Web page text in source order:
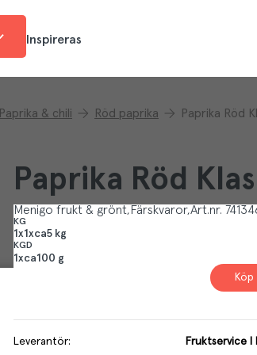
Inspireras
Paprika & chili Röd paprika Paprika Röd
Paprika Röd
Menigo frukt & grönt Färskvaror Art.nr.
KG
1x1xca5 kg
KGD
1xca100 g
Köp
Leverantör:
Fruktservice I